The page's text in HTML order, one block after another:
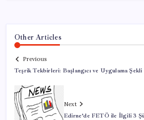
Other Articles
Previous
Teşrik Tekbirleri: Başlangıcı ve Uygulama Şekli
Next
Edirne’de FETÖ ile İlgili 3